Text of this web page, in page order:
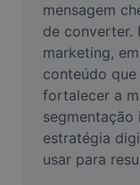
Aprimorar
Editor de Video
Cortar Vídeo
Adicionar
Converter
mensagem
de converter.
marketing,
conteúdo que
fortalecer a
segmentação
estratégia
usar para